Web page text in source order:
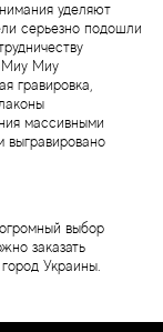
уделяют
серьезно подошли
Миу Миу
гравировка,
массивными
выбор
заказать
Украины.